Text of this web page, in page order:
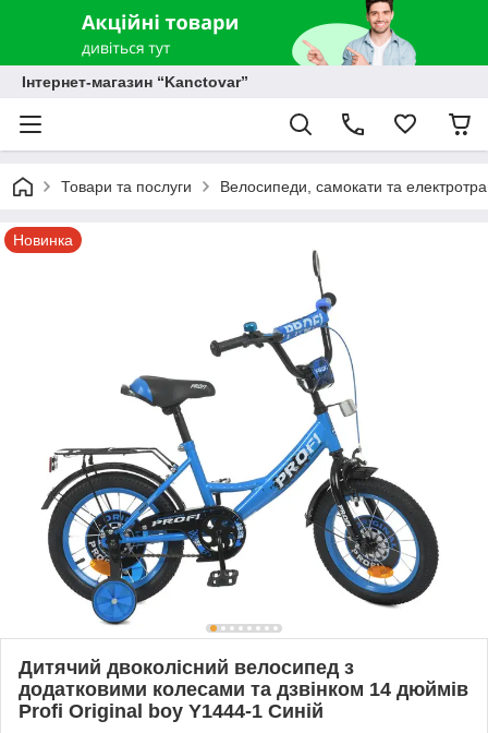
Інтернет-магазин “Kanctovar”
Товари та послуги Велосипеди, самокати та
Новинка
Дитячий двоколісний велосипед з
додатковими колесами та дзвінком 14 дюймів
Profi Original boy Y1444-1 Синій